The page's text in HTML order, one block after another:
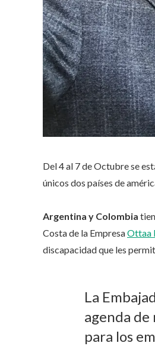
Del 4 al 7 de Octubre se
únicos dos países de
Argentina y Colombia
Costa de la EmpresaOttaa
discapacidad que les
La
agenda
para los